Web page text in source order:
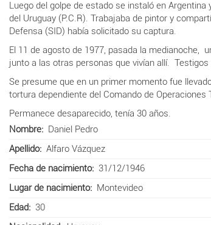
Luego del golpe de estado se instaló en
del Uruguay (P.C.R). Trabajaba de pintor y
Defensa (SID) había solicitado su captura.
El 11 de agosto de 1977, pasada la medianoche,
junto a las otras personas que vivían allí.
Se presume que en un primer momento fue
tortura dependiente del Comando de Operaciones
Permanece desaparecido, tenía 30 años.
Nombre
Daniel Pedro
Apellido
Alfaro Vázquez
Fecha de nacimiento
31/12/1946
Lugar de nacimiento
Montevideo
Edad
30